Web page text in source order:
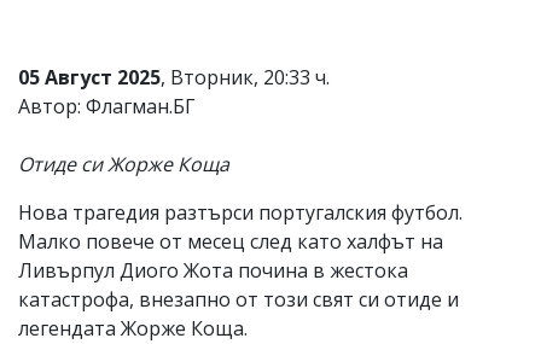
статиите
се
въвеждат
читателите
не
носи
отговорност
тях!
Ако
05 Август 2025, Вторник, 20:33 ч.
Автор: Флагман.БГ
Отиде си Жорже Коща
Нова трагедия разтърси португалския футбол.
Малко повече от месец след като халфът на
Ливърпул Диого Жота почина в жестока
катастрофа, внезапно от този свят си отиде и
легендата Жорже Коща.